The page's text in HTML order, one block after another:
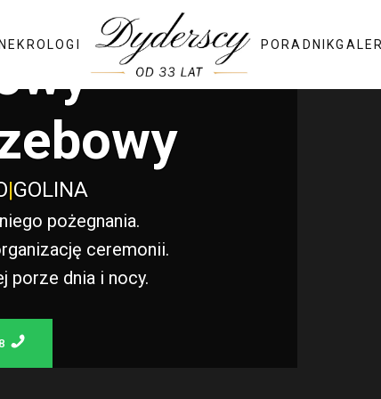
PORADNIK
|GOLINA
pożegnania.
ceremonii.
porze dnia i nocy.